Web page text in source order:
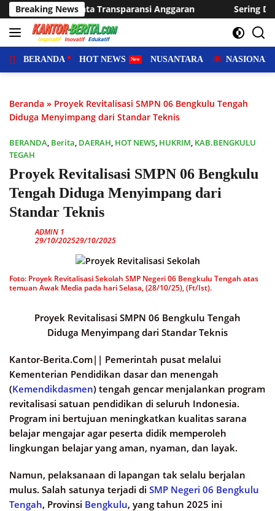
Langsung
ke
konten
Breaking News
Anggaran Sering Dilanda Genangan, Desa Sukaraja
BERANDA HOT NEWS NUSANTARA NASIONAL
Beranda » Proyek Revitalisasi SMPN 06 Bengkulu Tengah
Diduga Menyimpang dari Standar Teknis
BERANDA, Berita, DAERAH, HOT NEWS, HUKRIM, KAB.BENGKULU
TEGAH
Proyek Revitalisasi SMPN 06 Bengkulu
Tengah Diduga Menyimpang dari
Standar Teknis
ADMIN 1
29/10/202529/10/2025
Foto: Proyek Revitalisasi Sekolah SMP Negeri 06 Bengkulu Tengah atas
temuan Awak Media pada hari Selasa, (28/10/25), (Ft/Ist).
Proyek Revitalisasi SMPN 06 Bengkulu Tengah
Diduga Menyimpang dari Standar Teknis
Kantor-Berita.Com|| Pemerintah pusat melalui
Kementerian Pendidikan dasar dan menengah
(Kemendikdasmen) tengah gencar menjalankan program
revitalisasi satuan pendidikan di seluruh Indonesia.
Program ini bertujuan meningkatkan kualitas sarana
belajar mengajar agar peserta didik memperoleh
lingkungan belajar yang aman, nyaman, dan layak.
Namun, pelaksanaan di lapangan tak selalu berjalan
mulus. Salah satunya terjadi di SMP Negeri 06 Bengkulu
Tengah, Provinsi Bengkulu, yang tahun 2025 ini